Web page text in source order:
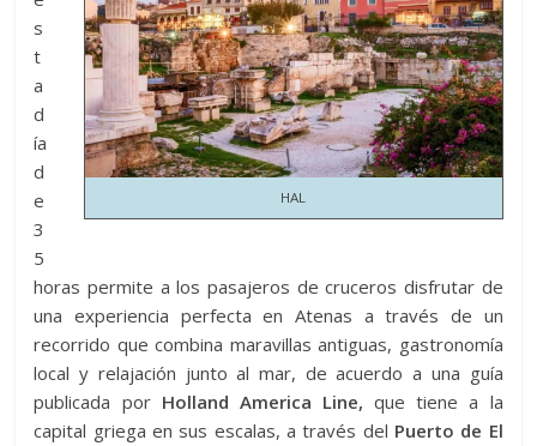
HAL
s
t
a
d
ía
d
e
3
5
horas permite a los pasajeros de cruceros disfrutar de
una experiencia perfecta en Atenas a través de un
recorrido que combina maravillas antiguas, gastronomía
local y relajación junto al mar, de acuerdo a una guía
publicada por Holland America Line, que tiene a la
capital griega en sus escalas, a través del Puerto de El